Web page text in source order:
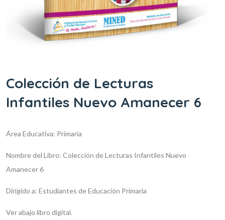
Colección de Lecturas
Infantiles Nuevo Amanecer 6
Área Educativa: Primaria
Nombre del Libro: Colección de Lecturas Infantiles Nuevo
Amanecer 6
Dirigido a: Estudiantes de Educación Primaria
Ver abajo libro digital.